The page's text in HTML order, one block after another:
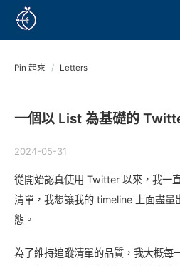
Pin 起來 / Letters
一個以 List 為基礎的
2024-05-31
從開始認真使用 Twitter 以來，我一
清單，我想讓我的 timeline 上面盡量
態。
為了維持追蹤清單的品質，我大概